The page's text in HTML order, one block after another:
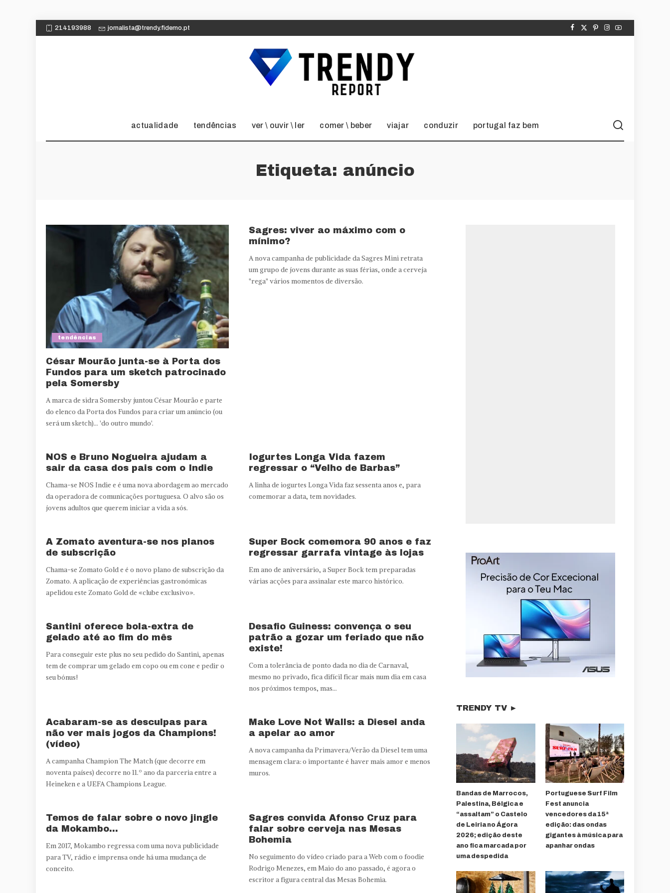
214193988 jornalista@trendy.fidemo.pt
actualidade tendências ver \ ouvir \ ler comer \ beber viajar conduzir portugal faz bem
Etiqueta: anúncio
tendências
César Mourão junta-se à Porta dos
Fundos para um sketch patrocinado
pela Somersby
A marca de sidra Somersby juntou César Mourão e parte
do elenco da Porta dos Fundos para criar um anúncio (ou
será um sketch)... 'do outro mundo'.
Sagres: viver ao máximo com o
mínimo?
A nova campanha de publicidade da Sagres Mini retrata
um grupo de jovens durante as suas férias, onde a cerveja
"rega" vários momentos de diversão.
NOS e Bruno Nogueira ajudam a
sair da casa dos pais com o Indie
Chama-se NOS Indie e é uma nova abordagem ao mercado
da operadora de comunicações portuguesa. O alvo são os
jovens adultos que querem iniciar a vida a sós.
Iogurtes Longa Vida fazem
regressar o “Velho de Barbas”
A linha de iogurtes Longa Vida faz sessenta anos e, para
comemorar a data, tem novidades.
A Zomato aventura-se nos planos
de subscrição
Chama-se Zomato Gold e é o novo plano de subscrição da
Zomato. A aplicação de experiências gastronómicas
apelidou este Zomato Gold de «clube exclusivo».
Super Bock comemora 90 anos e faz
regressar garrafa vintage às lojas
Em ano de aniversário, a Super Bock tem preparadas
várias acções para assinalar este marco histórico.
Santini oferece bola-extra de
gelado até ao fim do mês
Para conseguir este plus no seu pedido do Santini, apenas
tem de comprar um gelado em copo ou em cone e pedir o
seu bónus!
Desafio Guiness: convença o seu
patrão a gozar um feriado que não
existe!
Com a tolerância de ponto dada no dia de Carnaval,
mesmo no privado, fica difícil ficar mais num dia em casa
nos próximos tempos, mas...
Acabaram-se as desculpas para
não ver mais jogos da Champions!
(vídeo)
A campanha Champion The Match (que decorre em
noventa países) decorre no 11.º ano da parceria entre a
Heineken e a UEFA Champions League.
Make Love Not Walls: a Diesel anda
a apelar ao amor
A nova campanha da Primavera/Verão da Diesel tem uma
mensagem clara: o importante é haver mais amor e menos
muros.
Temos de falar sobre o novo jingle
da Mokambo…
Em 2017, Mokambo regressa com uma nova publicidade
para TV, rádio e imprensa onde há uma mudança de
conceito.
Sagres convida Afonso Cruz para
falar sobre cerveja nas Mesas
Bohemia
No seguimento do vídeo criado para a Web com o foodie
Rodrigo Menezes, em Maio do ano passado, é agora o
escritor a figura central das Mesas Bohemia.
TRENDY TV ►
Bandas de Marrocos,
Palestina, Bélgica e
“assaltam” o Castelo
de Leiria no Ágora
2026; edição deste
ano fica marcada por
uma despedida
Portuguese Surf Film
Fest anuncia
vencedores da 15ª
edição: das ondas
gigantes à música para
apanhar ondas